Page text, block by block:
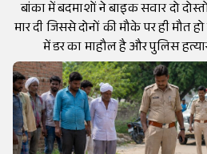
बांका में बदमाशों ने बाइक सवार दो
मार दी जिससे दोनों की मौके पर ही मौत
में डर का माहौल है और पुलिस